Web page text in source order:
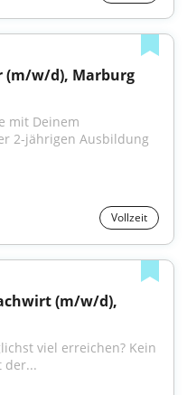
(m/w/d), Marburg
mit Deinem
2-jährigen Ausbildung
Vollzeit
(m/w/d),
viel erreichen? Kein
der...